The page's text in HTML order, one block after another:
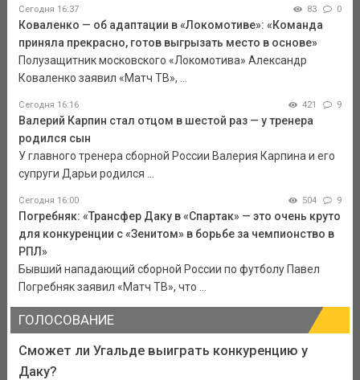
Сегодня 16:37 83 0
Коваленко — об адаптации в «Локомотиве»: «Команда
приняла прекрасно, готов выгрызать место в основе»
Полузащитник московского «Локомотива» Александр
Коваленко заявил «Матч ТВ», ...
Сегодня 16:16 421 9
Валерий Карпин стал отцом в шестой раз — у тренера
родился сын
У главного тренера сборной России Валерия Карпина и его
супруги Дарьи родился ...
Сегодня 16:00 504 9
Погребняк: «Трансфер Даку в «Спартак» — это очень круто
для конкуренции с «Зенитом» в борьбе за чемпионство в
РПЛ»
Бывший нападающий сборной России по футболу Павел
Погребняк заявил «Матч ТВ», что ...
ГОЛОСОВАНИЕ
Сможет ли Угальде выиграть конкуренцию у
Даку?